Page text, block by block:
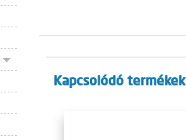
Kapcsolódó termékek